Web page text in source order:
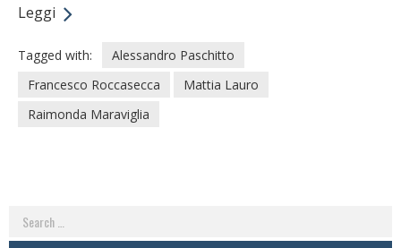
Leggi
Tagged with:
Alessandro Paschitto
Francesco Roccasecca
Mattia Lauro
Raimonda Maraviglia
Search
for: